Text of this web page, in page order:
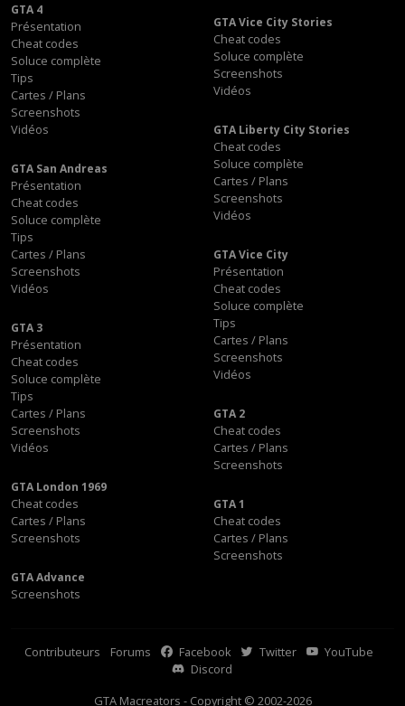
GTA 4
Présentation
Cheat codes
Soluce complète
Tips
Cartes / Plans
Screenshots
Vidéos
GTA Vice City Stories
Cheat codes
Soluce complète
Screenshots
Vidéos
GTA Liberty City Stories
Cheat codes
Soluce complète
Cartes / Plans
Screenshots
Vidéos
GTA San Andreas
Présentation
Cheat codes
Soluce complète
Tips
Cartes / Plans
Screenshots
Vidéos
GTA Vice City
Présentation
Cheat codes
Soluce complète
Tips
Cartes / Plans
Screenshots
Vidéos
GTA 3
Présentation
Cheat codes
Soluce complète
Tips
Cartes / Plans
Screenshots
Vidéos
GTA 2
Cheat codes
Cartes / Plans
Screenshots
GTA London 1969
Cheat codes
Cartes / Plans
Screenshots
GTA 1
Cheat codes
Cartes / Plans
Screenshots
GTA Advance
Screenshots
Contributeurs Forums Facebook Twitter
YouTube
Discord
GTA Macreators - Copyright © 2002-2026